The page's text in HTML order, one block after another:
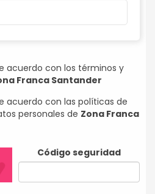
acuerdo con los términos y
Franca Santander
acuerdo con las políticas de
personales de Zona Franca
Código seguridad